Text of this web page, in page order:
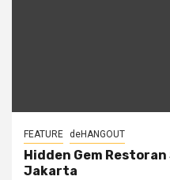
FEATURE deHANGOUT
Hidden Gem
Jakarta